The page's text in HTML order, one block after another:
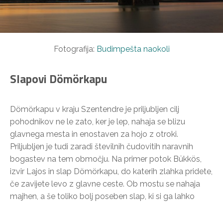
Fotografija: Budimpešta naokoli
Slapovi Dömörkapu
Dömörkapu v kraju Szentendre je priljubljen cilj
pohodnikov ne le zato, ker je lep, nahaja se blizu
glavnega mesta in enostaven za hojo z otroki.
Priljubljen je tudi zaradi številnih čudovitih naravnih
bogastev na tem območju. Na primer potok Bükkös,
izvir Lajos in slap Dömörkapu, do katerih zlahka pridete,
če zavijete levo z glavne ceste. Ob mostu se nahaja
majhen, a še toliko bolj poseben slap, ki si ga lahko